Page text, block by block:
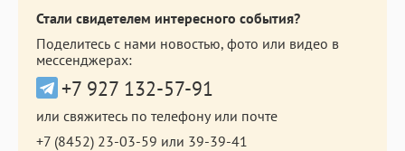
Стали свидетелем интересного события?
Поделитесь с нами новостью, фото или видео в
мессенджерах:
+7 927 132-57-91
или свяжитесь по телефону или почте
+7 (8452) 23-03-59 или 39-39-41